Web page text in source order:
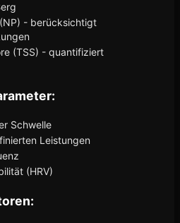
- berücksichtigt
(TSS) - quantifiziert
Schwelle
Leistungen
(HRV)